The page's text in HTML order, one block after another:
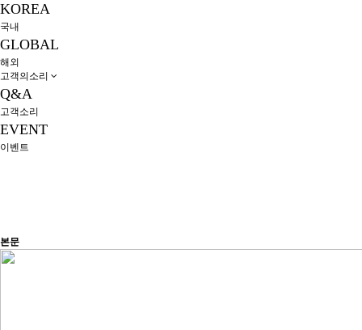
KOREA
국내
GLOBAL
해외
고객의소리
Q&A
고객소리
EVENT
이벤트
본문